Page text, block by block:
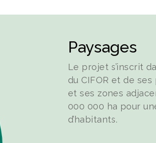
Paysages
Le projet s’inscrit
du CIFOR et de
et ses zones
000 000 ha pour
d’habitants.